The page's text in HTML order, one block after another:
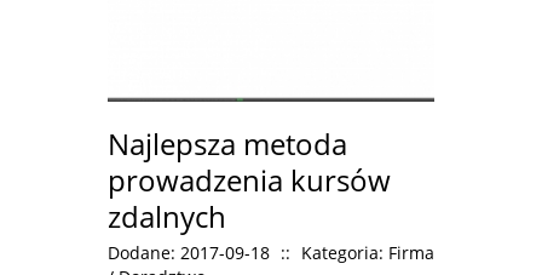
Najlepsza metoda
prowadzenia kursów
zdalnych
Dodane: 2017-09-18 :: Kategoria: Firma